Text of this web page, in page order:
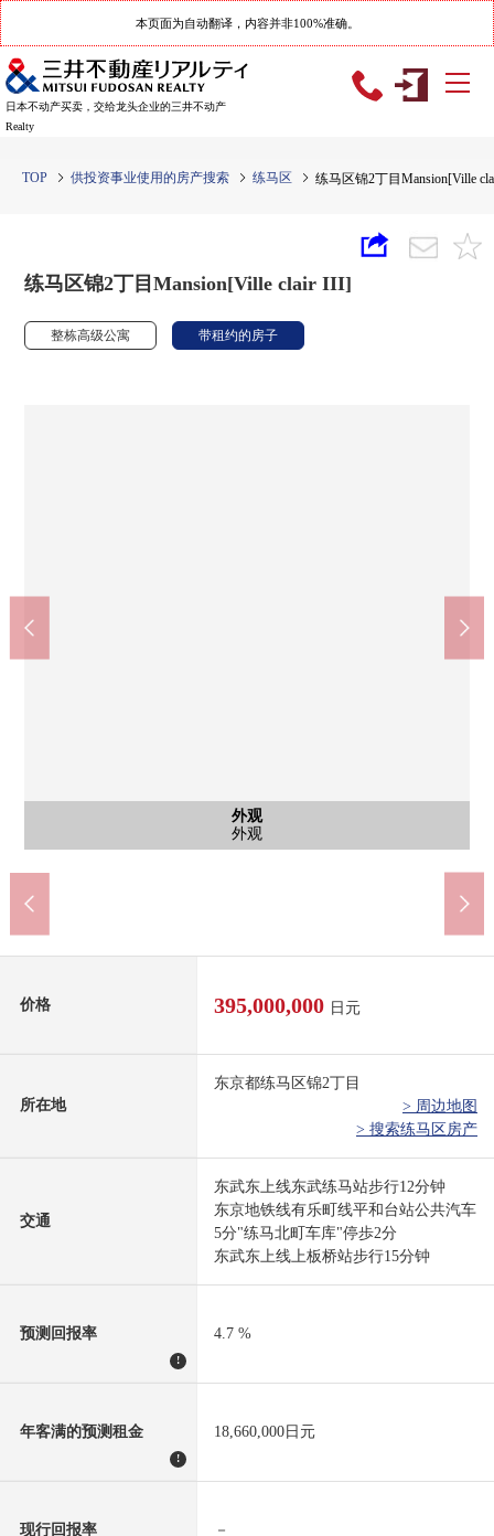
本页面为自动翻译，内容并非100%准确。
日本不动产买卖，交给龙头企业的三井不动产
Realty
TOP 供投资事业使用的房产搜索 练马区 练马区锦2丁目Mansion[Ville
练马区锦2丁目Mansion[Ville clair III]
整栋高级公寓 带租约的房子
外观
外观
外观
外观
外观
外观
外观
外观
外观
外观
入口
停车场
入口
院子
入口
入口
其他
集合邮筒
其他
送货上门BOX
含有前面道路的外观
前面道路
含有前面道路的外观
前面道路
东武东上线"东武练马"车站(约960m)
国际兴业公共汽车公交站"练马北町车库"(约160m)
价格 395,000,000 日元
所在地
东京都练马区锦2丁目
> 周边地图
> 搜索练马区房产
交通
东武东上线东武练马站步行12分钟
东京地铁线有乐町线平和台站公共汽车
5分"练马北町车库"停歩2分
东武东上线上板桥站步行15分钟
预测回报率
!
4.7 %
年客满的预测租金
!
18,660,000日元
现行回报率 －